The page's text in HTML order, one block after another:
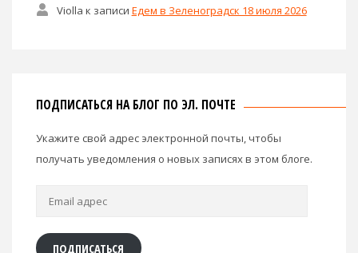
Violla к записи Едем в Зеленоградск 18 июля 2026
ПОДПИСАТЬСЯ НА БЛОГ ПО ЭЛ. ПОЧТЕ
Укажите свой адрес электронной почты, чтобы
получать уведомления о новых записях в этом блоге.
Email
ПОДПИСАТЬСЯ